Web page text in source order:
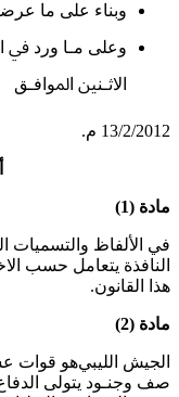
ﻭﺑﻨﺎﺀ ﻋﻠﻰ ﻣﺎ
ﻭﻋﻠﻰ ﻣـﺎ ﻭﺭﺩ ﰲ
ﺍﻻﺛـﻨﲔ ﺍﳌﻮﺍﻓـﻖ
13/2/2012 م.
مادة (1)
في ﺍﻷﻟﻔﺎﻅ ﻭﺍﻟﺘﺴﻤﻴﺎﺕ
ﺍﻟﻨﺎﻓﺬﺓ ﻳﺘﻌﺎﻣﻞ ﺣﺴﺐ
ﻫﺬﺍ ﺍﻟﻘﺎﻧﻮﻥ.
مادة (2)
الجيش الليبيﻫﻮ
ﺻﻒ ﻭﺟﻨـﻮﺩ ﻳﺘﻮلى